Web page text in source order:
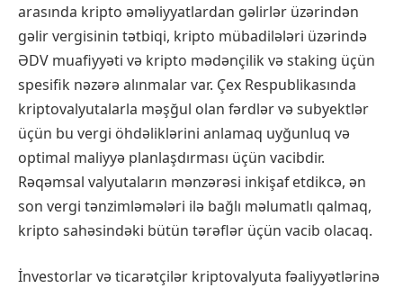
arasında kripto əməliyyatlardan gəlirlər üzərindən
gəlir vergisinin tətbiqi, kripto mübadilələri üzərində
ƏDV muafiyyəti və kripto mədənçilik və staking üçün
spesifik nəzərə alınmalar var. Çex Respublikasında
kriptovalyutalarla məşğul olan fərdlər və subyektlər
üçün bu vergi öhdəliklərini anlamaq uyğunluq və
optimal maliyyə planlaşdırması üçün vacibdir.
Rəqəmsal valyutaların mənzərəsi inkişaf etdikcə, ən
son vergi tənzimləmələri ilə bağlı məlumatlı qalmaq,
kripto sahəsindəki bütün tərəflər üçün vacib olacaq.
İnvestorlar və ticarətçilər kriptovalyuta fəaliyyətlərinə